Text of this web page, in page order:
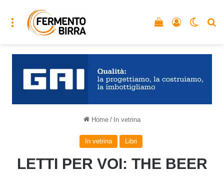
Menu Accedi
Vedi il carrello
Home / In vetrina
In vetrina Libri
LETTI PER VOI: THE BEER